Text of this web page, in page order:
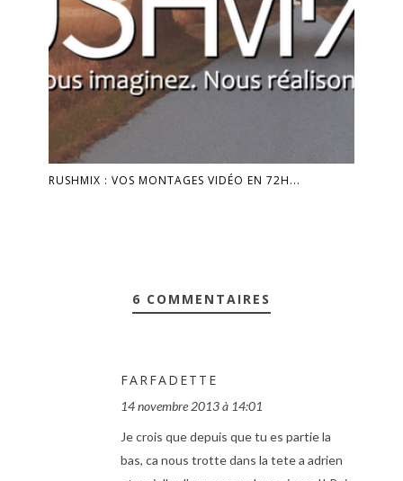
RUSHMIX : VOS MONTAGES VIDÉO EN 72H...
6 COMMENTAIRES
FARFADETTE
14 novembre 2013 à 14:01
Je crois que depuis que tu es partie la
bas, ca nous trotte dans la tete a adrien